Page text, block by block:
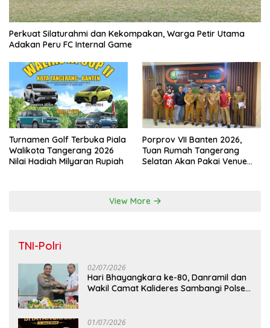
Perkuat Silaturahmi dan Kekompakan, Warga Petir Utama
Adakan Peru FC Internal Game
Turnamen Golf Terbuka Piala
Walikota Tangerang 2026
Nilai Hadiah Milyaran Rupiah
Porprov VII Banten 2026,
Tuan Rumah Tangerang
Selatan Akan Pakai Venue
View More
TNI-Polri
02/07/2026
Hari Bhayangkara ke-80, Danramil dan
Wakil Camat Kalideres Sambangi Polsek
01/07/2026